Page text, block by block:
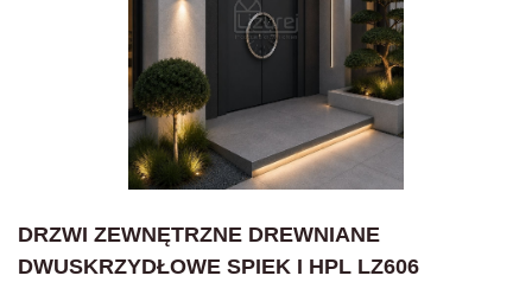
DRZWI ZEWNĘTRZNE DREWNIANE
DWUSKRZYDŁOWE SPIEK I HPL LZ606